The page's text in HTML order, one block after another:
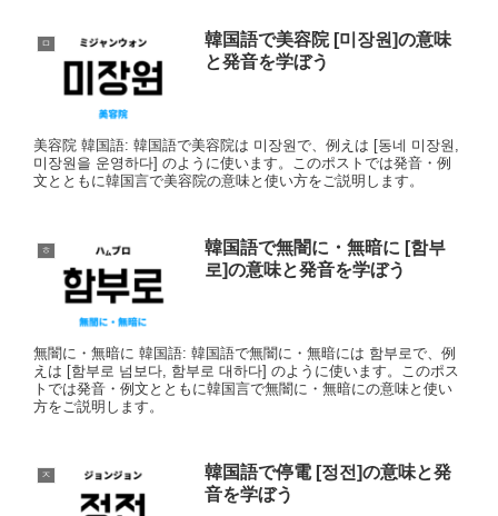
ㅁ
韓国語で美容院 [미장원]の意味
と発音を学ぼう
美容院 韓国語: 韓国語で美容院は 미장원で、例えは [동네 미장원,
미장원을 운영하다] のように使います。このポストでは発音・例
文とともに韓国言で美容院の意味と使い方をご説明します。
ㅎ
韓国語で無闇に・無暗に [함부
로]の意味と発音を学ぼう
無闇に・無暗に 韓国語: 韓国語で無闇に・無暗には 함부로で、例
えは [함부로 넘보다, 함부로 대하다] のように使います。このポス
トでは発音・例文とともに韓国言で無闇に・無暗にの意味と使い
方をご説明します。
ㅈ
韓国語で停電 [정전]の意味と発
音を学ぼう